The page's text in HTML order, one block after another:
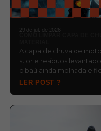
29 de jul. de 2026
A capa de chuva de
suor e resíduos
o baú ainda molhada e
LER POST ?